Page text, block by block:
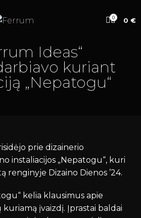
0 0 €
Ideas“
kuriant
„Nepatogu“
prie dizainerio
instaliacijos „Nepatogu“, kuri
renginyje Dizaino Dienos ’24.
kelia klausimus apie
įvaizdį. Įprastai baldai